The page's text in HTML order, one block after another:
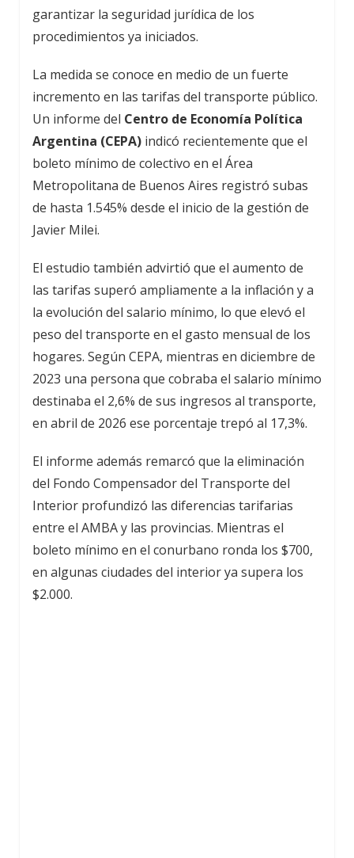
garantizar la seguridad jurídica de los
procedimientos ya iniciados.
La medida se conoce en medio de un fuerte
incremento en las tarifas del transporte público.
Un informe del Centro de Economía Política
Argentina (CEPA) indicó recientemente que el
boleto mínimo de colectivo en el Área
Metropolitana de Buenos Aires registró subas
de hasta 1.545% desde el inicio de la gestión de
Javier Milei.
El estudio también advirtió que el aumento de
las tarifas superó ampliamente a la inflación y a
la evolución del salario mínimo, lo que elevó el
peso del transporte en el gasto mensual de los
hogares. Según CEPA, mientras en diciembre de
2023 una persona que cobraba el salario mínimo
destinaba el 2,6% de sus ingresos al transporte,
en abril de 2026 ese porcentaje trepó al 17,3%.
El informe además remarcó que la eliminación
del Fondo Compensador del Transporte del
Interior profundizó las diferencias tarifarias
entre el AMBA y las provincias. Mientras el
boleto mínimo en el conurbano ronda los $700,
en algunas ciudades del interior ya supera los
$2.000.